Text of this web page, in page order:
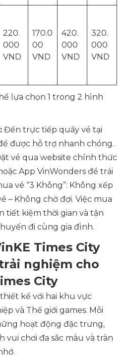
220.
000
VND
170.0
00
VND
420.
000
VND
320.
000
VND
lựa chọn 1 trong 2 hình
Đến trực tiếp quầy vé tại
được hỗ trợ nhanh chóng.
vé qua website chính thức
App VinWonders để trải
vé “3 Không”: Không xếp
– Không chờ đợi. Việc mua
tiết kiệm thời gian và tận
đi cùng gia đình.
Times City
nghiệm cho
City
kế với hai khu vực
và Thế giới games. Mỗi
hoạt động đặc trưng,
chơi đa sắc màu và tràn